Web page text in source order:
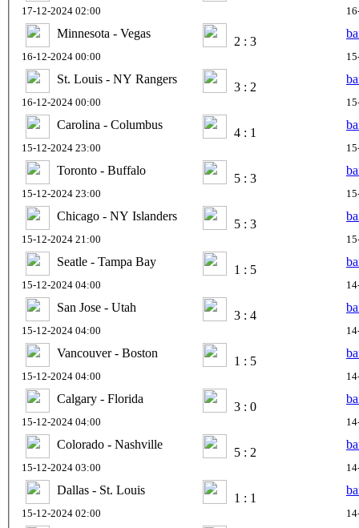
17-12-2024 02:00
Minnesota - Vegas
2 : 3
16-12-2024 00:00
St. Louis - NY Rangers
3 : 2
16-12-2024 00:00
Carolina - Columbus
4 : 1
15-12-2024 23:00
Toronto - Buffalo
5 : 3
15-12-2024 23:00
Chicago - NY Islanders
5 : 3
15-12-2024 21:00
Seatle - Tampa Bay
1 : 5
15-12-2024 04:00
San Jose - Utah
3 : 4
15-12-2024 04:00
Vancouver - Boston
1 : 5
15-12-2024 04:00
Calgary - Florida
3 : 0
15-12-2024 04:00
Colorado - Nashville
5 : 2
15-12-2024 03:00
Dallas - St. Louis
1 : 1
15-12-2024 02:00